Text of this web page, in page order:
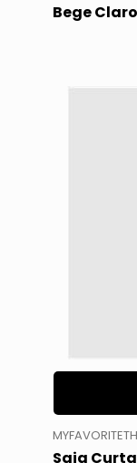
Bege
Saia